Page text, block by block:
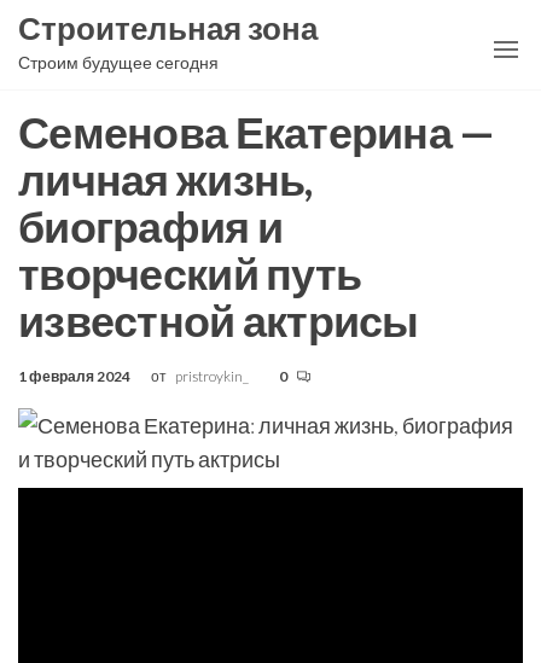
Перейти
Строительная зона
Строим будущее сегодня
Семенова Екатерина —
личная жизнь,
биография и
творческий путь
известной актрисы
1 февраля 2024 от pristroykin_ 0